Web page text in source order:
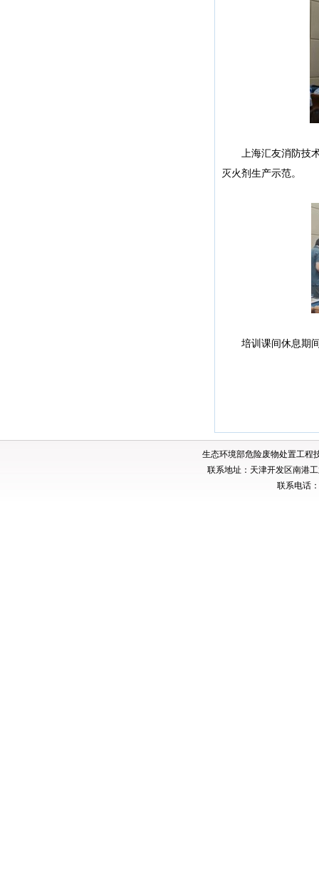
上海汇友消防技术
灭火剂生产示范。
培训课间休息期间
生态环境部危险废物处置工
联系地址：天津开发区南港
联系电话